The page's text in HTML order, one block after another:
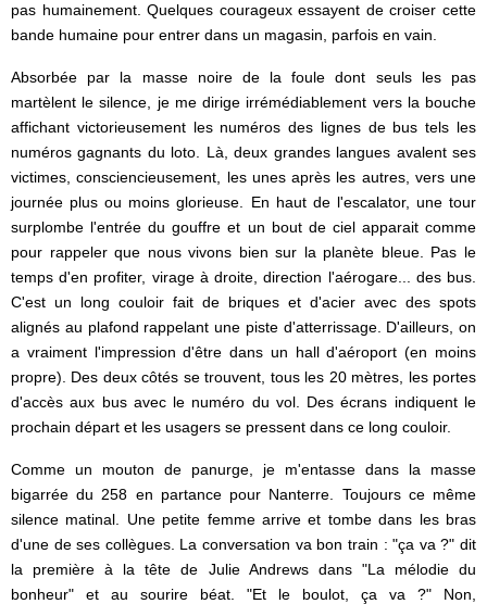
pas humainement. Quelques courageux essayent de croiser cette
bande humaine pour entrer dans un magasin, parfois en vain.
Absorbée par la masse noire de la foule dont seuls les pas
martèlent le silence, je me dirige irrémédiablement vers la bouche
affichant victorieusement les numéros des lignes de bus tels les
numéros gagnants du loto. Là, deux grandes langues avalent ses
victimes, consciencieusement, les unes après les autres, vers une
journée plus ou moins glorieuse. En haut de l'escalator, une tour
surplombe l'entrée du gouffre et un bout de ciel apparait comme
pour rappeler que nous vivons bien sur la planète bleue. Pas le
temps d'en profiter, virage à droite, direction l'aérogare... des bus.
C'est un long couloir fait de briques et d'acier avec des spots
alignés au plafond rappelant une piste d'atterrissage. D'ailleurs, on
a vraiment l'impression d'être dans un hall d'aéroport (en moins
propre). Des deux côtés se trouvent, tous les 20 mètres, les portes
d'accès aux bus avec le numéro du vol. Des écrans indiquent le
prochain départ et les usagers se pressent dans ce long couloir.
Comme un mouton de panurge, je m'entasse dans la masse
bigarrée du 258 en partance pour Nanterre. Toujours ce même
silence matinal. Une petite femme arrive et tombe dans les bras
d'une de ses collègues. La conversation va bon train : "ça va ?" dit
la première à la tête de Julie Andrews dans "La mélodie du
bonheur" et au sourire béat. "Et le boulot, ça va ?" Non,